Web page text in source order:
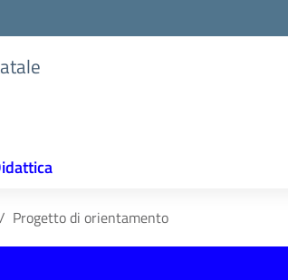
Progetto di orientamento